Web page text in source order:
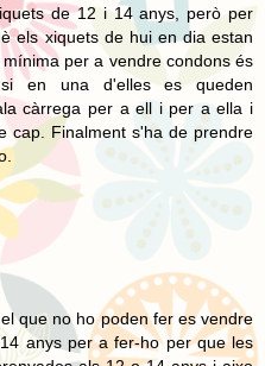
de 12 i 14 anys, però per
els xiquets de hui en dia estan
per a vendre condons és
en una d'elles es queden
càrrega per a ell i per a ella i
cap. Finalment s'ha de prendre
que no ho poden fer es vendre
anys per a fer-ho per que les